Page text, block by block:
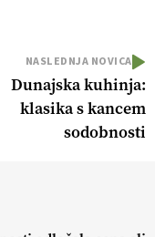
NASLEDNJA NOVICA
Dunajska kuhinja:
klasika s kancem
sodobnosti